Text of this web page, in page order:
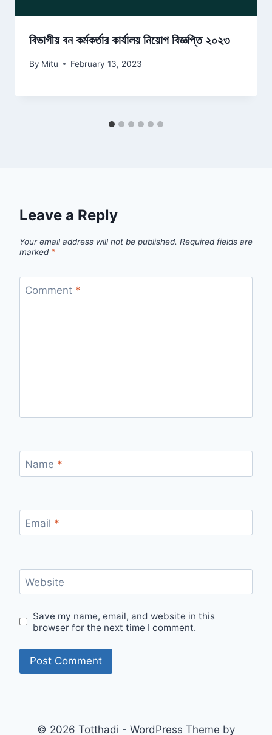
বিভাগীয় বন কর্মকর্তার কার্যালয় নিয়োগ বিজ্ঞপ্তি ২০২৩
By Mitu February 13, 2023
Leave a Reply
Your email address will not be published. Required fields are
marked *
Comment *
Name *
Email *
Website
Save my name, email, and website in this
browser for the next time I comment.
© 2026 Totthadi - WordPress Theme by